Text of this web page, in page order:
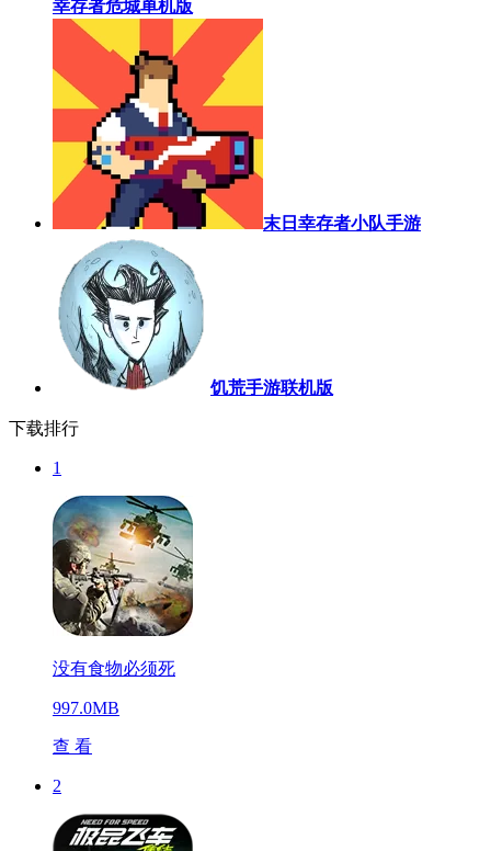
幸存者危城单机版
末日幸存者小队手游
饥荒手游联机版
下载排行
1
没有食物必须死
997.0MB
查 看
2